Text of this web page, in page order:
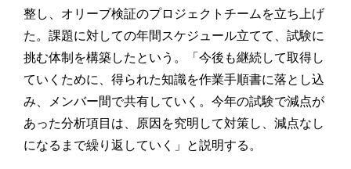
整し、オリーブ検証のプロジェクトチームを立ち上げ
た。課題に対しての年間スケジュール立てて、試験に
挑む体制を構築したという。「今後も継続して取得し
ていくために、得られた知識を作業手順書に落とし込
み、メンバー間で共有していく。今年の試験で減点が
あった分析項目は、原因を究明して対策し、減点なし
になるまで繰り返していく」と説明する。